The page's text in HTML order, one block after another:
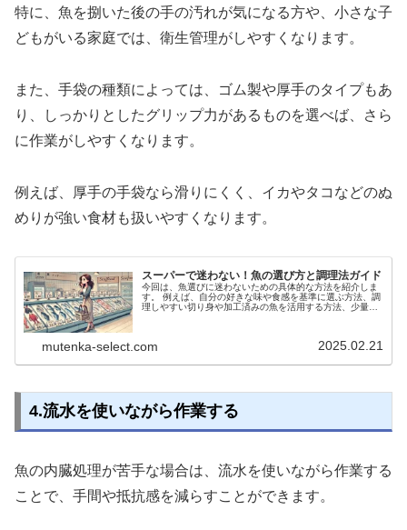
特に、魚を捌いた後の手の汚れが気になる方や、小さな子
どもがいる家庭では、衛生管理がしやすくなります。
また、手袋の種類によっては、ゴム製や厚手のタイプもあ
り、しっかりとしたグリップ力があるものを選べば、さら
に作業がしやすくなります。
例えば、厚手の手袋なら滑りにくく、イカやタコなどのぬ
めりが強い食材も扱いやすくなります。
スーパーで迷わない！魚の選び方と調理法ガイド
今回は、魚選びに迷わないための具体的な方法を紹介しま
す。 例えば、自分の好きな味や食感を基準に選ぶ方法、調
理しやすい切り身や加工済みの魚を活用する方法、少量ず
mutenka-select.com 2025.02.21
4.流水を使いながら作業する
魚の内臓処理が苦手な場合は、流水を使いながら作業する
ことで、手間や抵抗感を減らすことができます。